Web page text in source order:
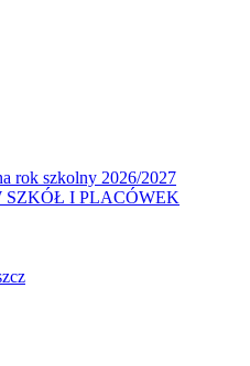
rok szkolny 2026/2027
I PLACÓWEK